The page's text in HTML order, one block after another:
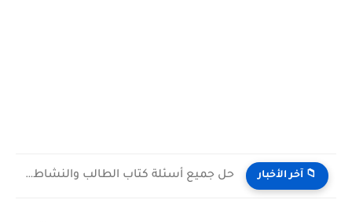
📁 آخر الأخبار حل جميع أسئلة كتاب الطالب والنشاط في الاحياء للصف العاشر...